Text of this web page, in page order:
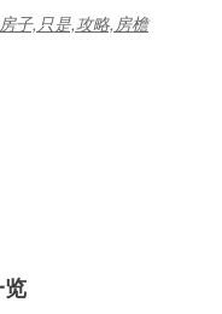
子,只是,攻略,房檐
览